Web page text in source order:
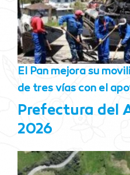
El Pan mejora su
de tres vías con el
Prefectura del
2026